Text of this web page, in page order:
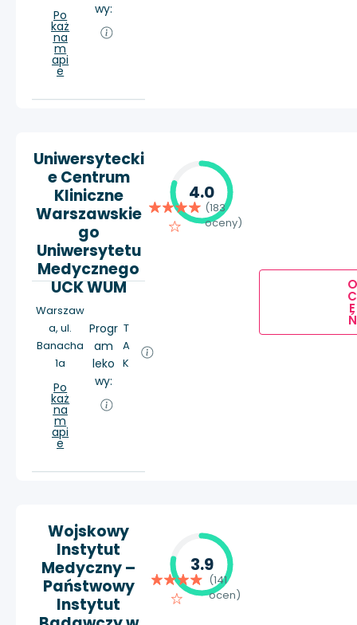
Po
każ
na
m
api
e
wy:
Uniwersytecki
e Centrum
Kliniczne
Warszawskie
go
Uniwersytetu
Medycznego
UCK WUM
Warszaw
a, ul.
Banacha
1a
Po
każ
na
m
api
e
Progr
am
leko
wy:
T
A
K
4.0
(183
oceny)
O
C
E
Ń
Wojskowy
Instytut
Medyczny –
Państwowy
Instytut
3.9
(141
ocen)